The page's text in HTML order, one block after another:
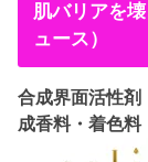
肌バリアを
ュース）
合成界面活性剤
成香料・着色料